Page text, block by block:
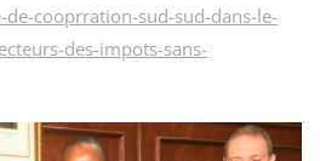
cooprration-sud-sud-dans-le-
des-impots-sans-